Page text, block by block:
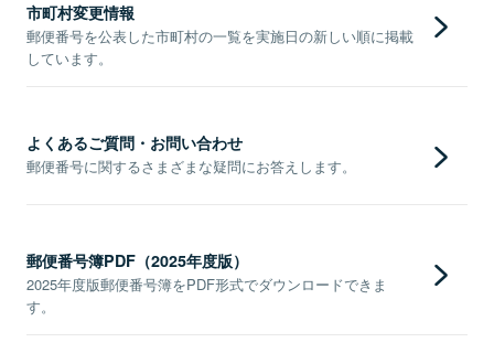
市町村変更情報
郵便番号を公表した市町村の一覧を実施日の新しい順に掲載
しています。
よくあるご質問・お問い合わせ
郵便番号に関するさまざまな疑問にお答えします。
郵便番号簿PDF（2025年度版）
2025年度版郵便番号簿をPDF形式でダウンロードできま
す。